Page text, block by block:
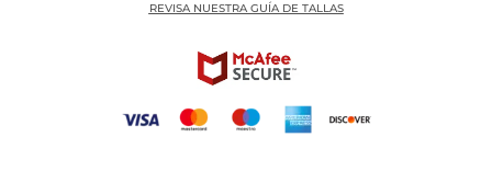
REVISA NUESTRA GUÍA DE TALLAS